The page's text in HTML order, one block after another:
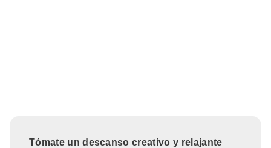
Tómate un descanso creativo y relajante